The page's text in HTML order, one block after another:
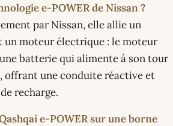
e-POWER de Nissan ?
par Nissan, elle allie un
moteur électrique : le moteur
batterie qui alimente à son tour
offrant une conduite réactive et
recharge.
e-POWER sur une borne